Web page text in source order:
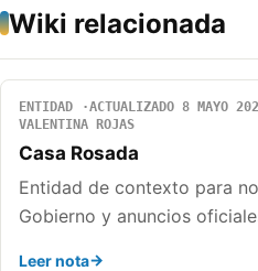
Wiki relacionada
ENTIDAD ACTUALIZADO 8 MAYO
VALENTINA ROJAS
Casa Rosada
Entidad de contexto para
Gobierno y anuncios
Leer nota